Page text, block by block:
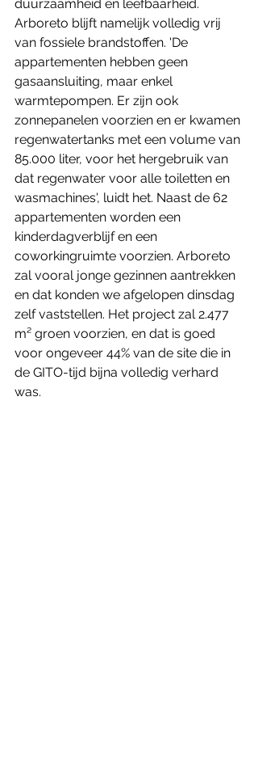
duurzaamheid en leefbaarheid.
Arboreto blijft namelijk volledig vrij
van fossiele brandstoffen. 'De
appartementen hebben geen
gasaansluiting, maar enkel
warmtepompen. Er zijn ook
zonnepanelen voorzien en er kwamen
regenwatertanks met een volume van
85.000 liter, voor het hergebruik van
dat regenwater voor alle toiletten en
wasmachines', luidt het. Naast de 62
appartementen worden een
kinderdagverblijf en een
coworkingruimte voorzien. Arboreto
zal vooral jonge gezinnen aantrekken
en dat konden we afgelopen dinsdag
zelf vaststellen. Het project zal 2.477
m² groen voorzien, en dat is goed
voor ongeveer 44% van de site die in
de GITO-tijd bijna volledig verhard
was.